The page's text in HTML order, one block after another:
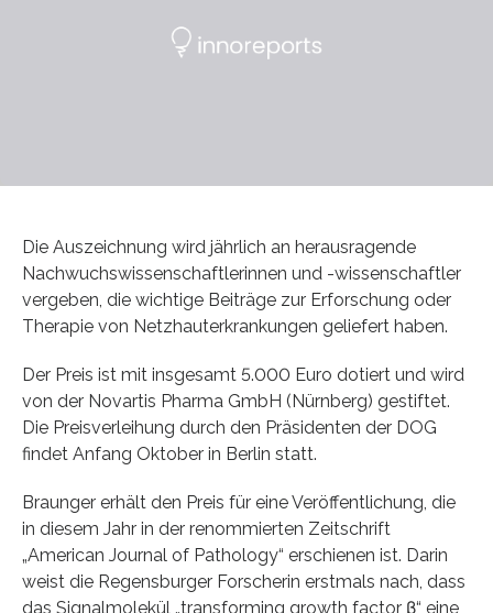
Die Auszeichnung wird jährlich an herausragende
Nachwuchswissenschaftlerinnen und -wissenschaftler
vergeben, die wichtige Beiträge zur Erforschung oder
Therapie von Netzhauterkrankungen geliefert haben.
Der Preis ist mit insgesamt 5.000 Euro dotiert und wird
von der Novartis Pharma GmbH (Nürnberg) gestiftet.
Die Preisverleihung durch den Präsidenten der DOG
findet Anfang Oktober in Berlin statt.
Braunger erhält den Preis für eine Veröffentlichung, die
in diesem Jahr in der renommierten Zeitschrift
„American Journal of Pathology“ erschienen ist. Darin
weist die Regensburger Forscherin erstmals nach, dass
das Signalmolekül „transforming growth factor β“ eine